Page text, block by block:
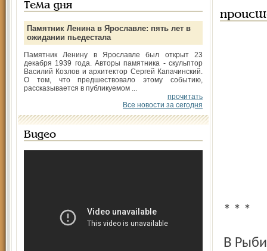
Тема дня
Памятник Ленина в Ярославле: пять лет в
ожидании пьедестала
Памятник Ленину в Ярославле был открыт 23
декабря 1939 года. Авторы памятника - скульптор
Василий Козлов и архитектор Сергей Капачинский.
О том, что предшествовало этому событию,
рассказывается в публикуемом ...
прочитать
Все новости за сегодня
Видео
* * *
В Рыбинске задержана 40-летняя дама. Она подсмотрела,